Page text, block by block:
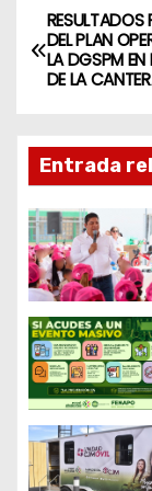
N
a
e
g
a
c
i
ó
n
RESULTADOS
DEL PLAN
LA DGSPM EN
DE LA
Entrada